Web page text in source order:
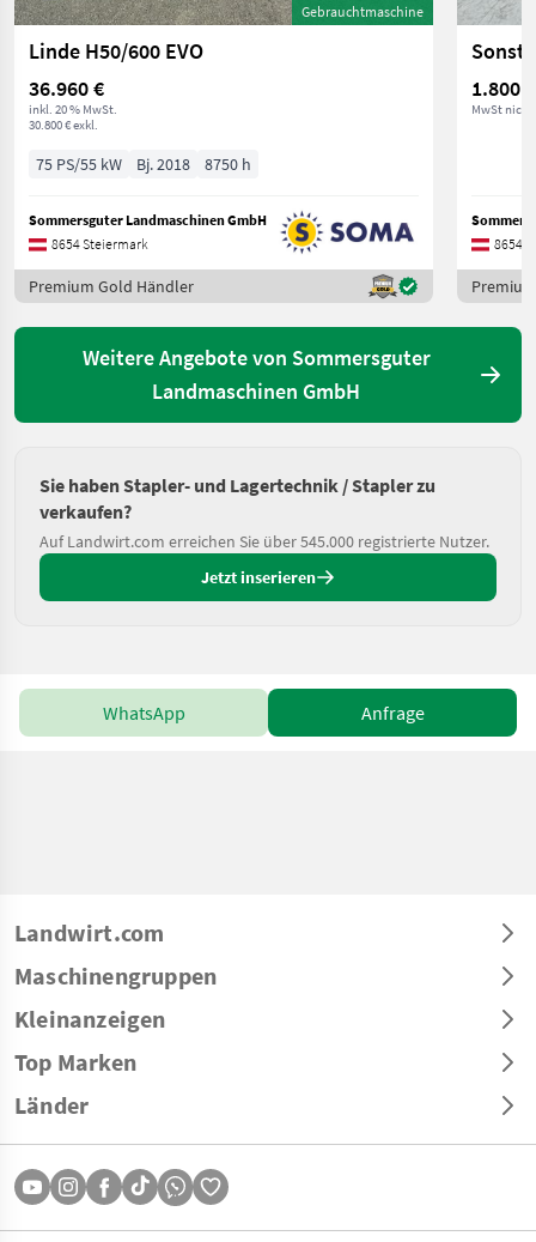
Gebrauchtmaschine
Linde H50/600 EVO
36.960 €
inkl. 20 % MwSt.
30.800 € exkl.
75 PS/55 kW Bj. 2018 8750 h
Sommersguter Landmaschinen GmbH
8654 Steiermark
Premium Gold Händler
1.800 €
MwSt
8654
Weitere Angebote von Sommersguter
Landmaschinen GmbH
Sie haben Stapler- und Lagertechnik / Stapler zu
verkaufen?
Auf Landwirt.com erreichen Sie über 545.000 registrierte Nutzer.
Jetzt inserieren
WhatsApp Anfrage
Landwirt.com
Maschinengruppen
Kleinanzeigen
Top Marken
Länder